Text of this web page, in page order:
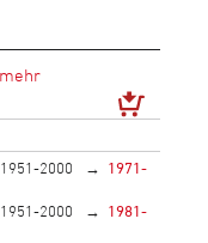
1951-2000
1971-
1951-2000
1981-